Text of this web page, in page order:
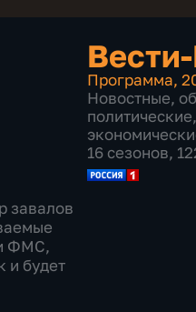
завалов
ФМС,
и будет
Программа,
Новостные,
политические,
16 сезонов,